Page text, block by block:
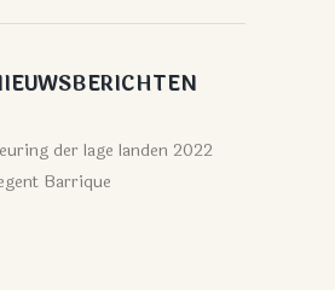
der lage landen 2022
Barrique